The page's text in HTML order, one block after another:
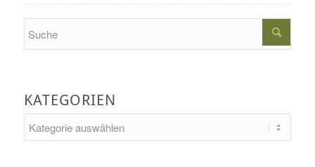
KATEGORIEN